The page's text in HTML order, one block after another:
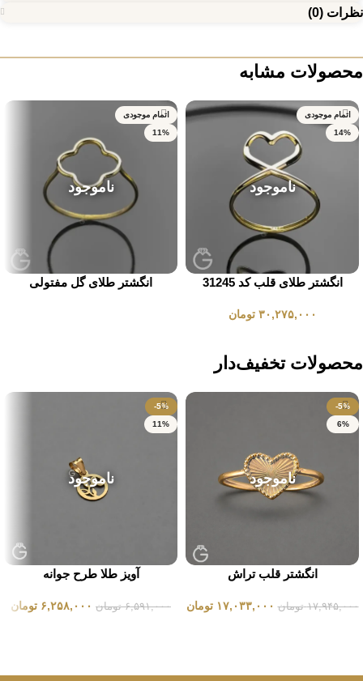
نظرات (0)
محصولات مشابه
اتمام موجودی
14%
ناموجود
انگشتر طلای قلب کد 31245
۳۰,۲۷۵,۰۰۰ تومان
اتمام موجودی
11%
ناموجود
انگشتر طلای گل مفتولی
محصولات تخفیف‌دار
-5%
6%
ناموجود
انگشتر قلب تراش
۱۷,۹۴۵,۰۰۰ تومان ۱۷,۰۳۳,۰۰۰ تومان
-5%
11%
ناموجود
آویز طلا طرح جوانه
۶,۵۹۱,۰۰۰ تومان ۶,۲۵۸,۰۰۰ تومان